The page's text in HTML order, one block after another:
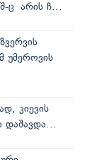
ც არის ჩ...
უმეროვის
კიევის
დაშავდა...